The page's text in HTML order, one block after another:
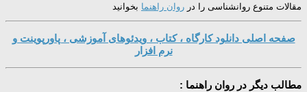
مقالات متنوع روانشناسی را در روان راهنما بخوانید
صفحه اصلی دانلود کارگاه ، کتاب ، ویدئوهای آموزشی ، پاورپوینت و
نرم افزار
مطالب دیگر در روان راهنما :